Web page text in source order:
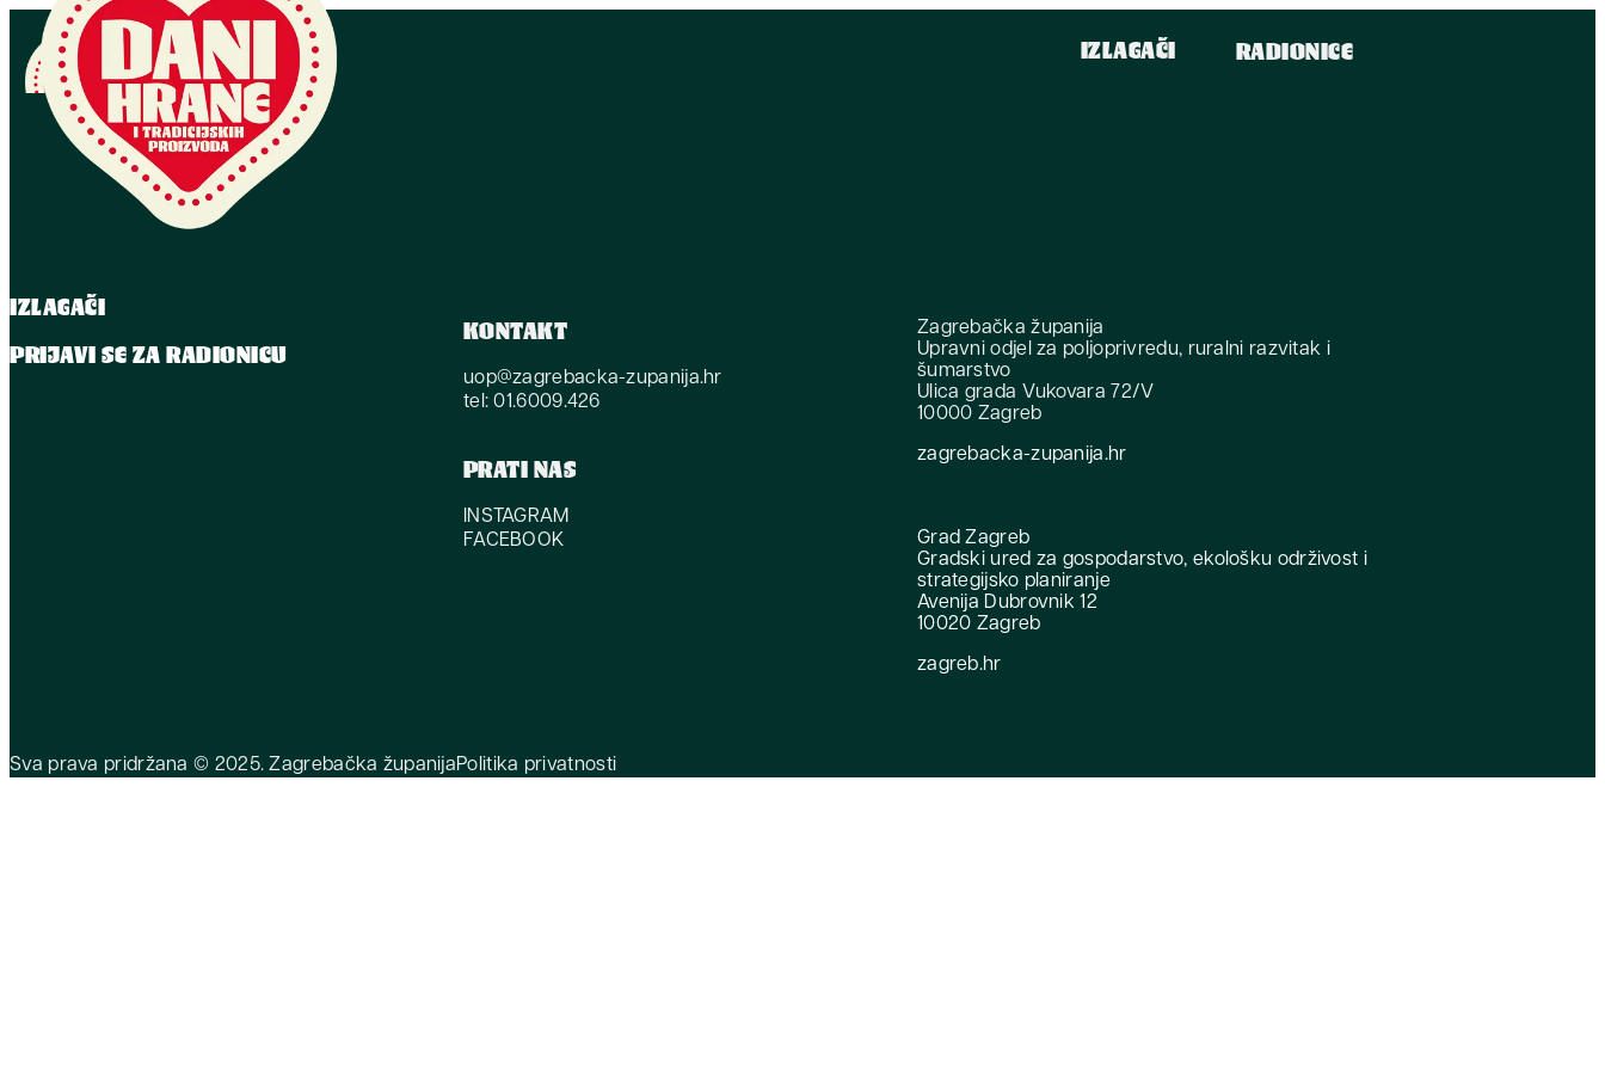
IZLAGAČI RADIONICE
IZLAGAČI
PRIJAVI SE ZA RADIONICU
KONTAKT
uop@zagrebacka-zupanija.hr
tel: 01.6009.426
PRATI NAS
INSTAGRAM
FACEBOOK
Zagrebačka županija
Upravni odjel za poljoprivredu, ruralni razvitak i
šumarstvo
Ulica grada Vukovara 72/V
10000 Zagreb
zagrebacka-zupanija.hr
Grad Zagreb
Gradski ured za gospodarstvo, ekološku održivost i
strategijsko planiranje
Avenija Dubrovnik 12
10020 Zagreb
zagreb.hr
Sva prava pridržana © 2025. Zagrebačka županijaPolitika privatnosti